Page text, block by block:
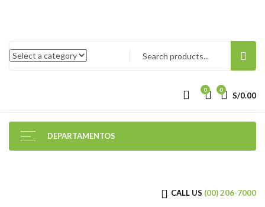
0
S/0.00
0
DEPARTAMENTOS
CALL US (00) 206-7000